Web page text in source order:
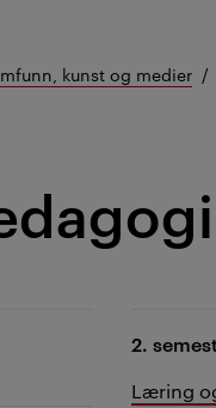
kunst og medier
2.
Læring